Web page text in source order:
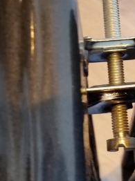
Designradiatoren
TOP Designradiatoren
Gietijzeren radiatoren
Industriële Spiraalradiatoren